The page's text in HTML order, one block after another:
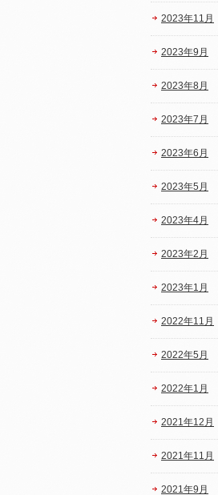
2023年11月
2023年9月
2023年8月
2023年7月
2023年6月
2023年5月
2023年4月
2023年2月
2023年1月
2022年11月
2022年5月
2022年1月
2021年12月
2021年11月
2021年9月